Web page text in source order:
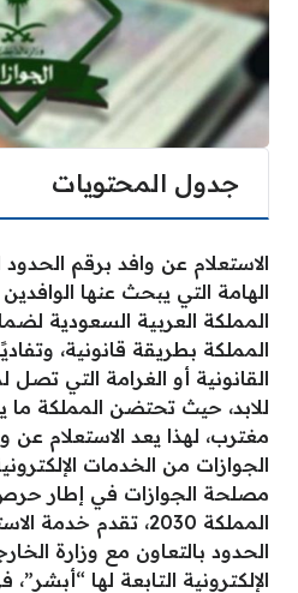
جدول المحتويات
الاستعلام عن وافد برقم الحدود
الهامة التي يبحث عنها
المملكة العربية السعودية
المملكة بطريقة قانونية،
القانونية أو الغرامة التي
مغترب، لهذا يعد الاستعلام عن
الجوازات من الخدمات
مصلحة الجوازات في إطار
المملكة 2030، تقدم
الحدود بالتعاون مع وزارة
الإلكترونية التابعة لها